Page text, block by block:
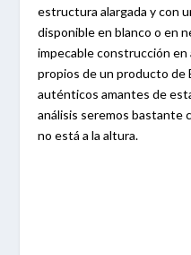
estructura alargada y con
disponible en blanco o en
impecable construcción en
propios de un producto de
auténticos amantes de
análisis seremos bastante
no está a la altura.